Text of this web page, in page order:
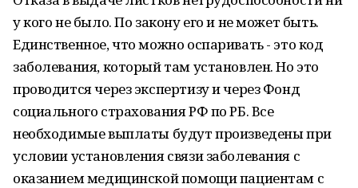
у кого не было. По закону его и не может быть.
Единственное, что можно оспаривать - это код
заболевания, который там установлен. Но это
проводится через экспертизу и через Фонд
социального страхования РФ по РБ. Все
необходимые выплаты будут произведены при
условии установления связи заболевания с
оказанием медицинской помощи пациентам с